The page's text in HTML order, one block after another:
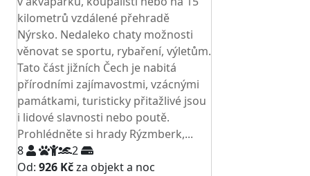
kilometrů vzdálené přehradě
Nýrsko. Nedaleko chaty možnosti
věnovat se sportu, rybaření, výletům.
Tato část jižních Čech je nabitá
přírodními zajímavostmi, vzácnými
památkami, turisticky přitažlivé jsou
i lidové slavnosti nebo poutě.
Prohlédněte si hrady Rýzmberk,...
8
2
Od: 926 Kčza objekt a noc